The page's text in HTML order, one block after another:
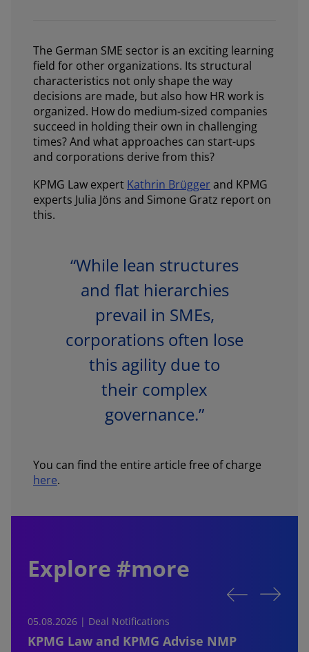
The German SME sector is an exciting learning
field for other organizations. Its structural
characteristics not only shape the way
decisions are made, but also how HR work is
organized. How do medium-sized companies
succeed in holding their own in challenging
times? And what approaches can start-ups
and corporations derive from this?
KPMG Law expert Kathrin Brüggerand KPMG
experts Julia Jöns and Simone Gratz report on
this.
“While lean structures
and flat hierarchies
prevail in SMEs,
corporations often lose
this agility due to
their complex
governance.”
You can find the entire article free of charge
here.
Explore #more
05.08.2026 | Deal Notifications
KPMG Law and KPMG Advise NMP